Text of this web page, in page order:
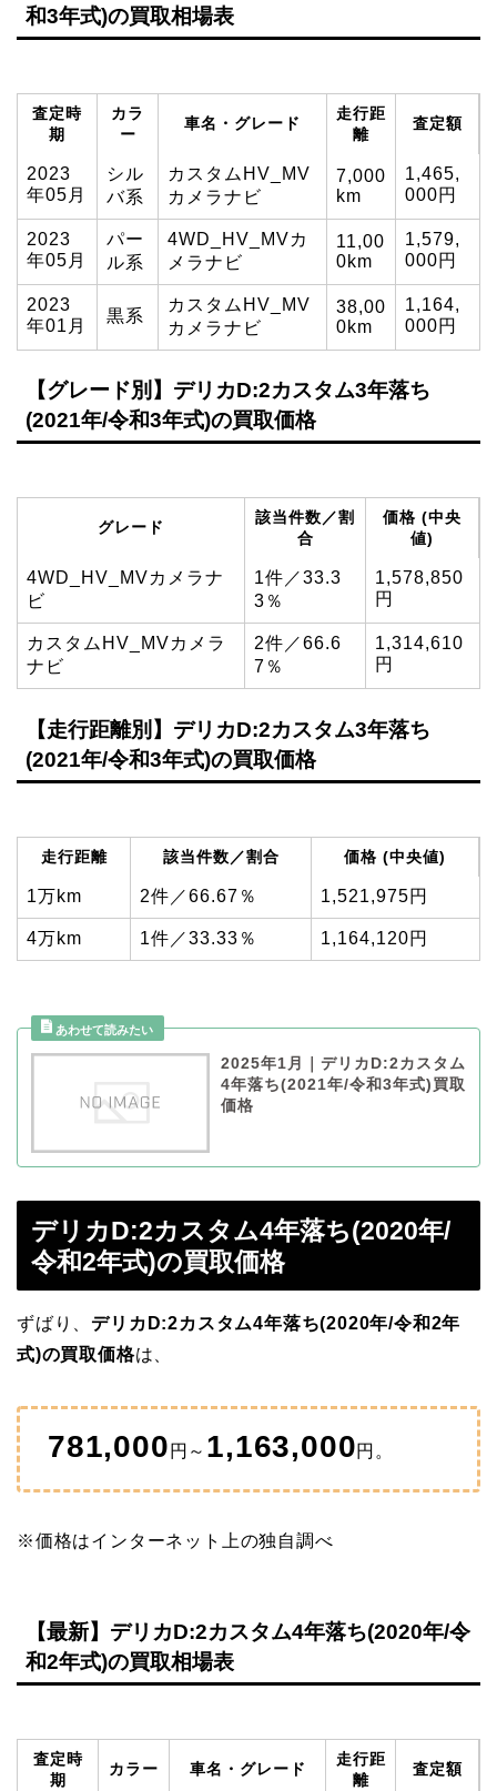
和3年式)の買取相場表
査定時
期
カラ
ー
車名・グレード
走行距
離
査定額
2023
年05月
シル
バ系
カスタムHV_MV
カメラナビ
7,000
km
1,465,
000円
2023
年05月
パー
ル系
4WD_HV_MVカ
メラナビ
11,00
0km
1,579,
000円
2023
年01月
黒系
カスタムHV_MV
カメラナビ
38,00
0km
1,164,
000円
【グレード別】デリカD:2カスタム3年落ち
(2021年/令和3年式)の買取価格
グレード
該当件数／割
合
価格 (中央
値)
4WD_HV_MVカメラナ
ビ
1件／33.3
3％
1,578,850
円
カスタムHV_MVカメラ
ナビ
2件／66.6
7％
1,314,610
円
【走行距離別】デリカD:2カスタム3年落ち
(2021年/令和3年式)の買取価格
走行距離 該当件数／割合 価格 (中央値)
1万km 2件／66.67％ 1,521,975円
4万km 1件／33.33％ 1,164,120円
2025年1月｜デリカD:2カスタム
4年落ち(2021年/令和3年式)買取
価格
デリカD:2カスタム4年落ち(2020年/
令和2年式)の買取価格
ずばり、 デリカD:2カスタム4年落ち(2020年/令和2年
式)の買取価格は、
781,000 円～ 1,163,000円。
※価格はインターネット上の独自調べ
【最新】デリカD:2カスタム4年落ち(2020年/令
和2年式)の買取相場表
査定時
期
カラー 車名・グレード
走行距
離
査定額